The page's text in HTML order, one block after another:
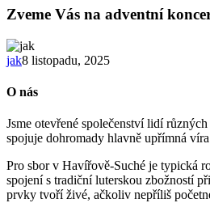
Zveme Vás na adventní
jak8 listopadu, 2025
O nás
Jsme otevřené společenství lidí
spojuje dohromady hlavně upřímná
Pro sbor v Havířově-Suché je typická
spojení s tradiční luterskou zbožností
prvky tvoří živé, ačkoliv nepříliš